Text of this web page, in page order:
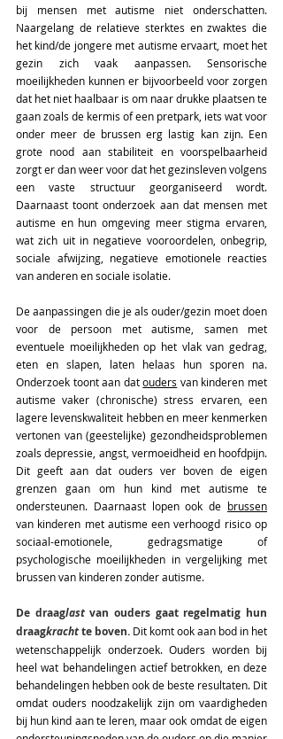
bij mensen met autisme niet onderschatten.
Naargelang de relatieve sterktes en zwaktes die
het kind/de jongere met autisme ervaart, moet het
gezin zich vaak aanpassen. Sensorische
moeilijkheden kunnen er bijvoorbeeld voor zorgen
dat het niet haalbaar is om naar drukke plaatsen te
gaan zoals de kermis of een pretpark, iets wat voor
onder meer de brussen erg lastig kan zijn. Een
grote nood aan stabiliteit en voorspelbaarheid
zorgt er dan weer voor dat het gezinsleven volgens
een vaste structuur georganiseerd wordt.
Daarnaast toont onderzoek aan dat mensen met
autisme en hun omgeving meer stigma ervaren,
wat zich uit in negatieve vooroordelen, onbegrip,
sociale afwijzing, negatieve emotionele reacties
van anderen en sociale isolatie.
De aanpassingen die je als ouder/gezin moet doen
voor de persoon met autisme, samen met
eventuele moeilijkheden op het vlak van gedrag,
eten en slapen, laten helaas hun sporen na.
Onderzoek toont aan dat ouders van kinderen met
autisme vaker (chronische) stress ervaren, een
lagere levenskwaliteit hebben en meer kenmerken
vertonen van (geestelijke) gezondheidsproblemen
zoals depressie, angst, vermoeidheid en hoofdpijn.
Dit geeft aan dat ouders ver boven de eigen
grenzen gaan om hun kind met autisme te
ondersteunen. Daarnaast lopen ook de brussen
van kinderen met autisme een verhoogd risico op
sociaal-emotionele, gedragsmatige of
psychologische moeilijkheden in vergelijking met
brussen van kinderen zonder autisme.
De draaglast van ouders gaat regelmatig hun
draagkracht te boven. Dit komt ook aan bod in het
wetenschappelijk onderzoek. Ouders worden bij
heel wat behandelingen actief betrokken, en deze
behandelingen hebben ook de beste resultaten. Dit
omdat ouders noodzakelijk zijn om vaardigheden
bij hun kind aan te leren, maar ook omdat de eigen